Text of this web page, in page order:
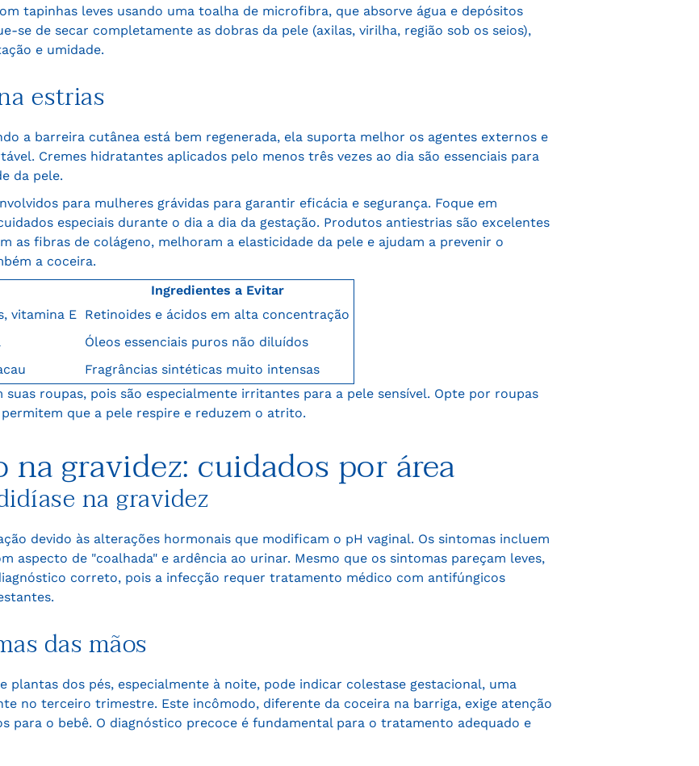
tapinhas leves usando uma toalha de microfibra, que absorve água e depósitos
se de secar completamente as dobras da pele (axilas, virilha, região sob os seios),
e umidade.
estrias
a barreira cutânea está bem regenerada, ela suporta melhor os agentes externos e
Cremes hidratantes aplicados pelo menos três vezes ao dia são essenciais para
da pele.
para mulheres grávidas para garantir eficácia e segurança. Foque em
especiais durante o dia a dia da gestação. Produtos antiestrias são excelentes
as fibras de colágeno, melhoram a elasticidade da pele e ajudam a prevenir o
a coceira.
Ingredientes a Evitar
vitamina E
Retinoides e ácidos em alta concentração
Óleos essenciais puros não diluídos
Fragrâncias sintéticas muito intensas
roupas, pois são especialmente irritantes para a pele sensível. Opte por roupas
que a pele respire e reduzem o atrito.
gravidez: cuidados por área
na gravidez
devido às alterações hormonais que modificam o pH vaginal. Os sintomas incluem
aspecto de "coalhada" e ardência ao urinar. Mesmo que os sintomas pareçam leves,
correto, pois a infecção requer tratamento médico com antifúngicos
das mãos
plantas dos pés, especialmente à noite, pode indicar colestase gestacional, uma
no terceiro trimestre. Este incômodo, diferente da coceira na barriga, exige atenção
para o bebê. O diagnóstico precoce é fundamental para o tratamento adequado e